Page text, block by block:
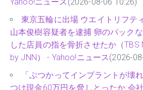
Yahoo!ニュース (2026-08-06 10:26)
東京五輪に出場 ウエイトリフテ
山本俊樹容疑者を逮捕 卵のパック
した店員の指を骨折させたか（TBS
by JNN） - Yahoo!ニュース(2026-
「ぶつかってインプラントが壊
つけ現金60万円を脅しとったか 会